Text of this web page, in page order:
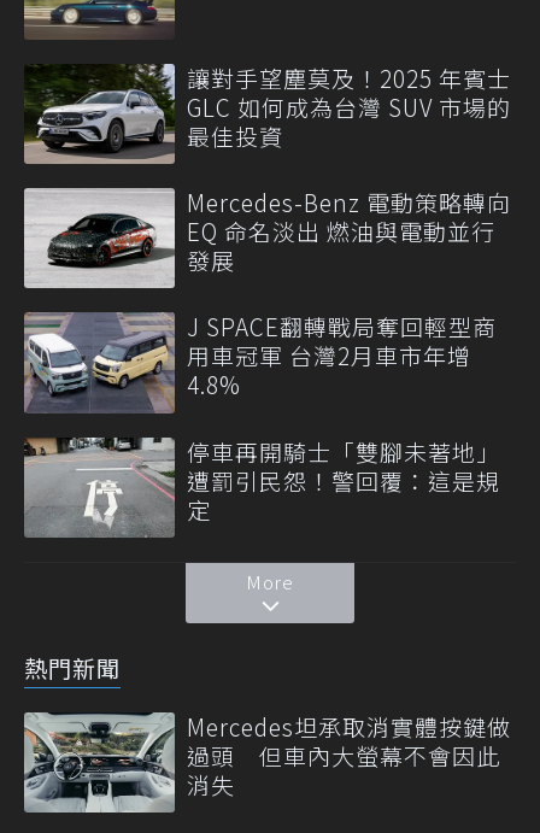
讓對手望塵莫及！2025 年賓士
GLC 如何成為台灣 SUV 市場的
最佳投資
Mercedes-Benz 電動策略轉向
EQ 命名淡出 燃油與電動並行
發展
J SPACE翻轉戰局奪回輕型商
用車冠軍 台灣2月車市年增
4.8%
停車再開騎士「雙腳未著地」
遭罰引民怨！警回覆：這是規
定
More
熱門新聞
Mercedes坦承取消實體按鍵做
過頭 但車內大螢幕不會因此
消失